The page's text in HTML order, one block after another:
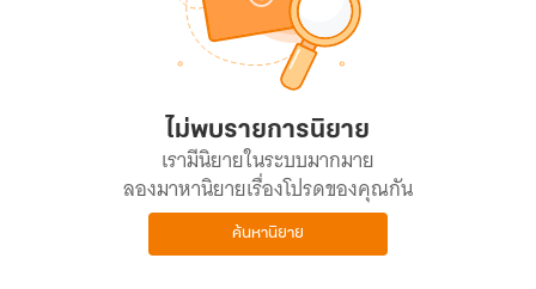
ไม่พบรายการนิยาย
เรามีนิยายในระบบมากมาย
ลองมาหานิยายเรื่องโปรดของคุณกัน
ค้นหานิยาย